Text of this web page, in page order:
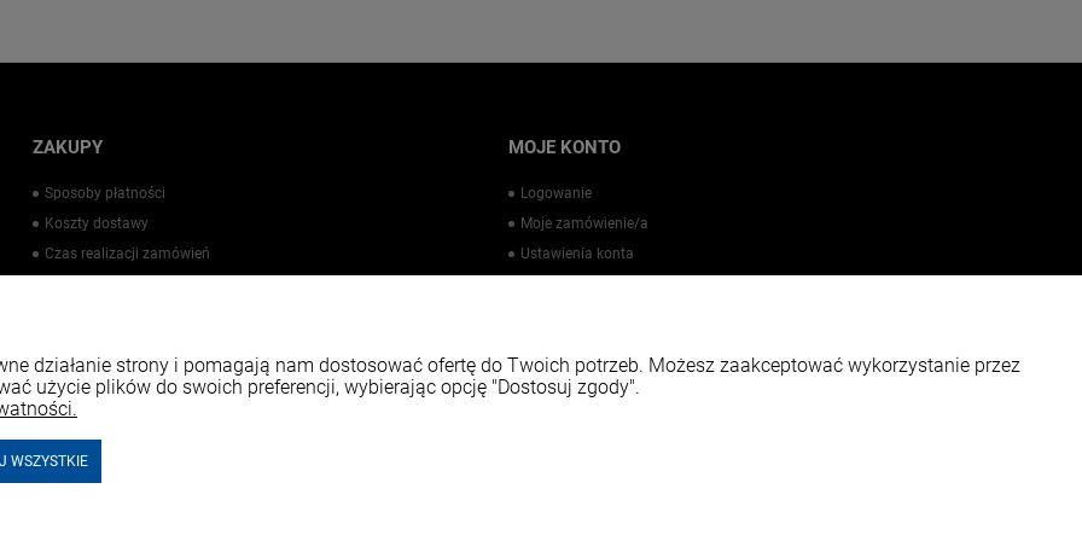
ZAKUPY
Sposoby płatności
Koszty dostawy
Czas realizacji zamówień
MOJE KONTO
Logowanie
Moje zamówienie/a
Ustawienia konta
działanie strony i pomagają nam dostosować ofertę do Twoich potrzeb. Możesz zaakceptować wykorzystanie przez
użycie plików do swoich preferencji, wybierając opcję "Dostosuj zgody".
WSZYSTKIE